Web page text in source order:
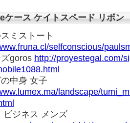
ケース ケイトスペード リボン
ミストート
selfconscious/
goros http://proyestegal.com/
中身 女子
landscape/
ビジネス メンズ